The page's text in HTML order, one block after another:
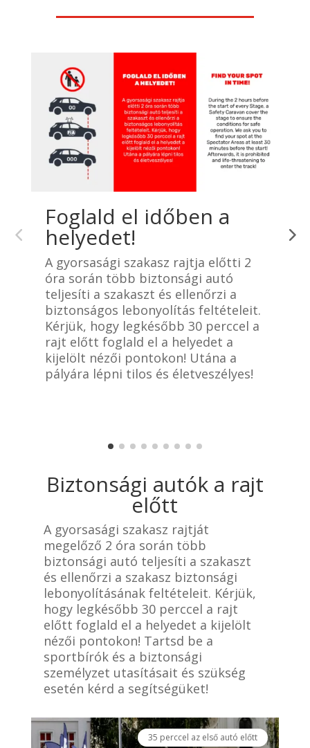
Foglald el időben a
helyedet!
A gyorsasági szakasz rajtja előtti 2
óra során több biztonsági autó
teljesíti a szakaszt és ellenőrzi a
biztonságos lebonyolítás feltételeit.
Kérjük, hogy legkésőbb 30 perccel a
rajt előtt foglald el a helyedet a
kijelölt nézői pontokon! Utána a
pályára lépni tilos és életveszélyes!
Biztonsági autók a rajt
előtt
A gyorsasági szakasz rajtját
megelőző 2 óra során több
biztonsági autó teljesíti a szakaszt
és ellenőrzi a szakasz biztonsági
lebonyolításának feltételeit. Kérjük,
hogy legkésőbb 30 perccel a rajt
előtt foglald el a helyedet a kijelölt
nézői pontokon! Tartsd be a
sportbírók és a biztonsági
személyzet utasításait és szükség
esetén kérd a segítségüket!
35 perccel az első autó előtt